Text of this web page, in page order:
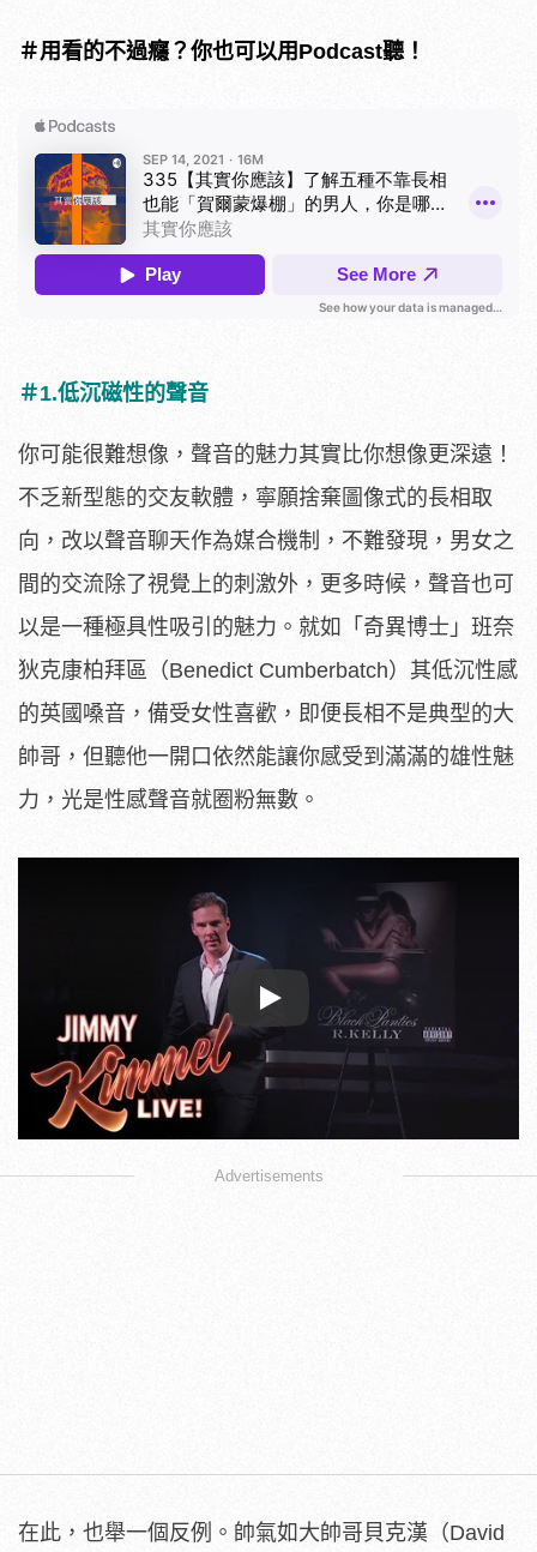
＃用看的不過癮？你也可以用Podcast聽！
＃1.低沉磁性的聲音
你可能很難想像，聲音的魅力其實比你想像更深遠！
不乏新型態的交友軟體，寧願捨棄圖像式的長相取
向，改以聲音聊天作為媒合機制，不難發現，男女之
間的交流除了視覺上的刺激外，更多時候，聲音也可
以是一種極具性吸引的魅力。就如「奇異博士」班奈
狄克康柏拜區（Benedict Cumberbatch）其低沉性感
的英國嗓音，備受女性喜歡，即便長相不是典型的大
帥哥，但聽他一開口依然能讓你感受到滿滿的雄性魅
力，光是性感聲音就圈粉無數。
Play
Advertisements
在此，也舉一個反例。帥氣如大帥哥貝克漢（David